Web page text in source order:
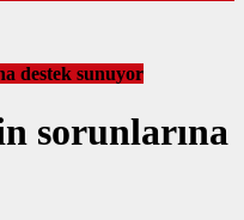
destek sunuyor
sorunlarına